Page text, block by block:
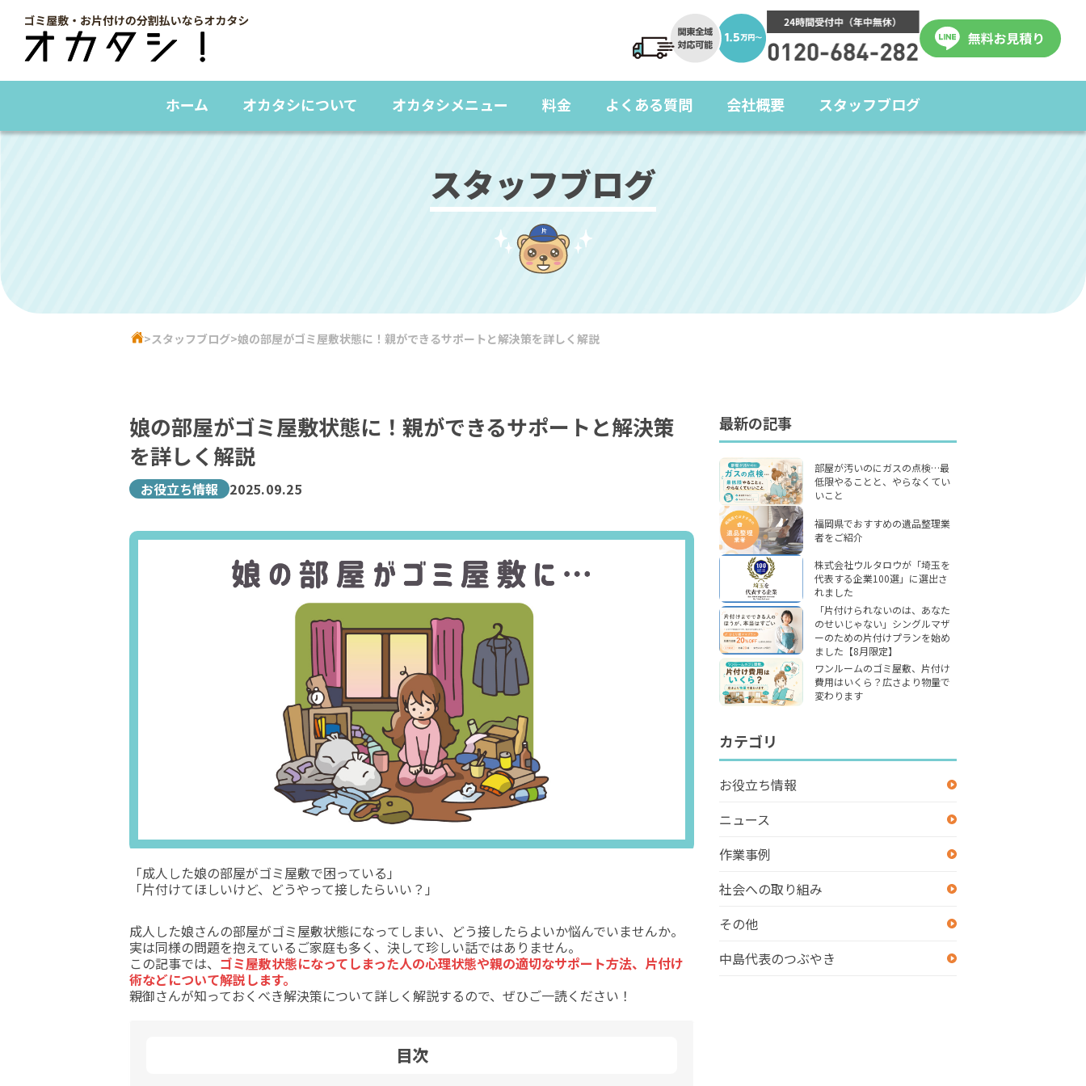
ホーム オカタシについて オカタシメニュー 料金 よくある質問 会社概要 スタッフブログ
スタッフブログ
スタッフブログ 娘の部屋がゴミ屋敷状態に！親ができるサポートと解決策を詳しく解説
娘の部屋がゴミ屋敷状態に！親ができるサポートと解決策
を詳しく解説
お役立ち情報 2025.09.25
「成人した娘の部屋がゴミ屋敷で困っている」
「片付けてほしいけど、どうやって接したらいい？」
成人した娘さんの部屋がゴミ屋敷状態になってしまい、どう接したらよいか悩んでいませんか。
実は同様の問題を抱えているご家庭も多く、決して珍しい話ではありません。
この記事では、 ゴミ屋敷状態になってしまった人の心理状態や親の適切なサポート方法、片付け
術などについて解説します。
親御さんが知っておくべき解決策について詳しく解説するので、ぜひご一読ください！
目次
最新の記事
部屋が汚いのにガスの点検…最
低限やることと、やらなくてい
いこと
福岡県でおすすめの遺品整理業
者をご紹介
株式会社ウルタロウが「埼玉を
代表する企業100選」に選出さ
れました
「片付けられないのは、あなた
のせいじゃない」シングルマザ
ーのための片付けプランを始め
ました【8月限定】
ワンルームのゴミ屋敷、片付け
費用はいくら？広さより物量で
変わります
カテゴリ
お役立ち情報
ニュース
作業事例
社会への取り組み
その他
中島代表のつぶやき